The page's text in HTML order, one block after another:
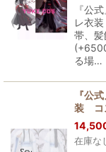
『公
レ衣
帯、
る場…
『公
装 コ
在庫な